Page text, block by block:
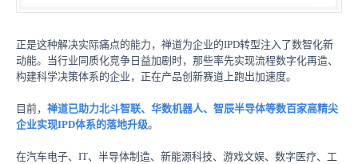
正是这种解决实际痛点的能力，禅道为企业的IPD转型注入了数智化新
动能。当行业同质化竞争日益加剧时，那些率先实现流程数字化再造、
构建科学决策体系的企业，正在产品创新赛道上跑出加速度。
目前， 禅道已助力北斗智联、华数机器人、智辰半导体等数百家高精尖
企业实现IPD体系的落地升级。
在汽车电子、IT、半导体制造、新能源科技、游戏文娱、数字医疗、工